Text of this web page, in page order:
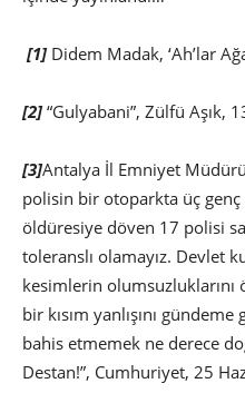
[1]Didem Madak, ‘Ah’lar
[2]“Gulyabani”, Zülfü Aşık,
[3]Antalya İl Emniyet
polisin bir otoparkta üç
öldüresiye döven 17 polisi
toleranslı olamayız. Devlet
kesimlerin
bir kısım yanlışını
bahis etmemek ne derece
Destan!”, Cumhuriyet, 25